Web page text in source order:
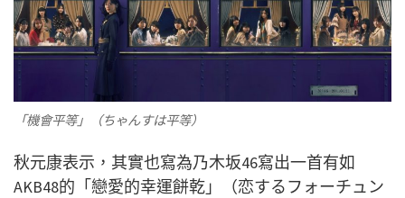
「機會平等」（ちゃんすは平等）
秋元康表示，其實也寫為乃木坂46寫出一首有如
AKB48的「戀愛的幸運餅乾」（恋するフォーチュン